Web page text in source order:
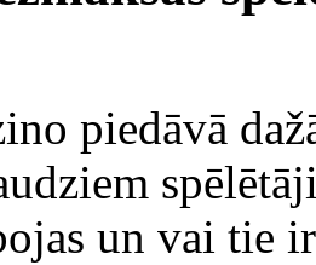
piedāvā
un vai tie